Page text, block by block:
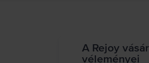
A Rejoy
véleményei